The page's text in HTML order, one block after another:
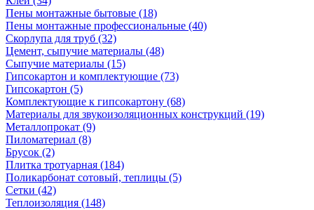
Пены монтажные бытовые (18)
Пены монтажные профессиональные (40)
Скорлупа для труб (32)
Цемент, сыпучие материалы (48)
Сыпучие материалы (15)
Гипсокартон и комплектующие (73)
Гипсокартон (5)
Комплектующие к гипсокартону (68)
Материалы для звукоизоляционных конструкций (19)
Металлопрокат (9)
Пиломатериал (8)
Брусок (2)
Плитка тротуарная (184)
Поликарбонат сотовый, теплицы (5)
Сетки (42)
Теплоизоляция (148)